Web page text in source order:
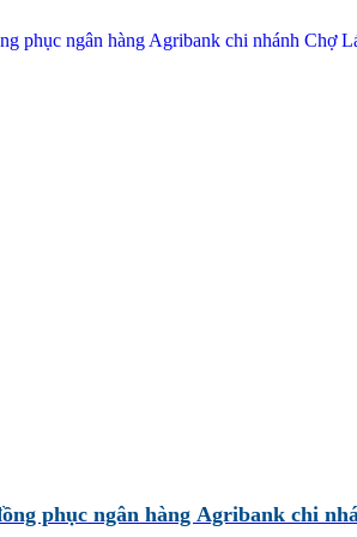
phục ngân hàng Agribank chi